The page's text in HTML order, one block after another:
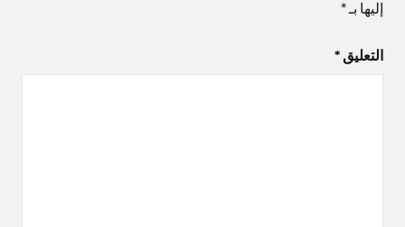
إليها بـ*
التعليق *